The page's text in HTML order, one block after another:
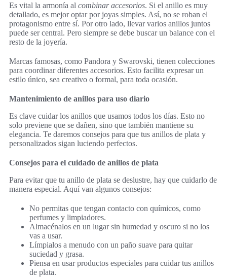
Es vital la armonía al combinar accesorios. Si el anillo es muy
detallado, es mejor optar por joyas simples. Así, no se roban el
protagonismo entre sí. Por otro lado, llevar varios anillos juntos
puede ser central. Pero siempre se debe buscar un balance con el
resto de la joyería.
Marcas famosas, como Pandora y Swarovski, tienen colecciones
para coordinar diferentes accesorios. Esto facilita expresar un
estilo único, sea creativo o formal, para toda ocasión.
Mantenimiento de anillos para uso diario
Es clave cuidar los anillos que usamos todos los días. Esto no
solo previene que se dañen, sino que también mantiene su
elegancia. Te daremos consejos para que tus anillos de plata y
personalizados sigan luciendo perfectos.
Consejos para el cuidado de anillos de plata
Para evitar que tu anillo de plata se deslustre, hay que cuidarlo de
manera especial. Aquí van algunos consejos:
No permitas que tengan contacto con químicos, como
perfumes y limpiadores.
Almacénalos en un lugar sin humedad y oscuro si no los
vas a usar.
Límpialos a menudo con un paño suave para quitar
suciedad y grasa.
Piensa en usar productos especiales para cuidar tus anillos
de plata.